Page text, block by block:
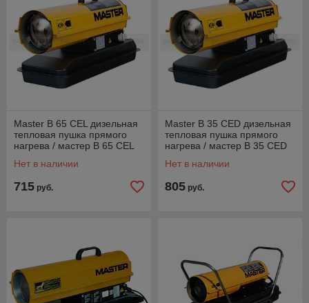
Master B 65 CEL дизельная
тепловая пушка прямого
нагрева / мастер B 65 CEL
Нет в наличии
715 руб.
Master B 35 CED дизельная
тепловая пушка прямого
нагрева / мастер B 35 CED
Нет в наличии
805 руб.